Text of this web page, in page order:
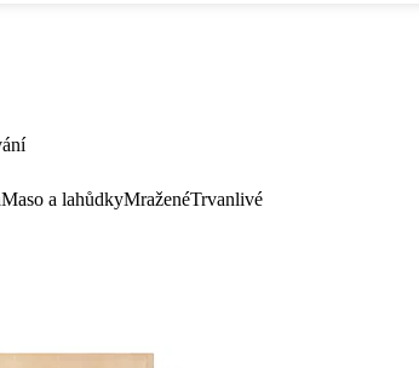
Maso a lahůdkyMraženéTrvanlivé